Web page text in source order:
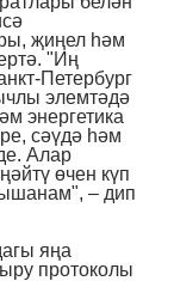
җиңел һәм
"Иң
Петербург
элемтәдә
энергетика
сәүдә һәм
Алар
өчен күп
– дип
яңа
протоколы